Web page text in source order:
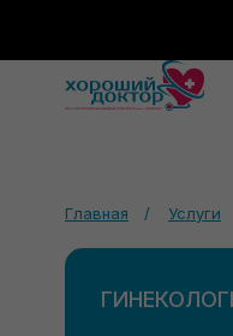
Главная / Услуги